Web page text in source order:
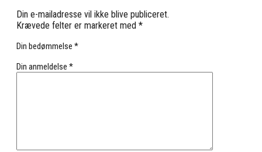
Din e-mailadresse vil ikke blive publiceret.
Krævede felter er markeret med *
Din bedømmelse *
Din anmeldelse *